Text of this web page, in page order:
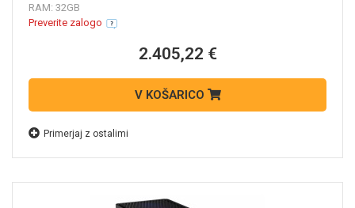
RAM: 32GB
Preverite zalogo
2.405,22 €
V KOŠARICO
Primerjaj z ostalimi